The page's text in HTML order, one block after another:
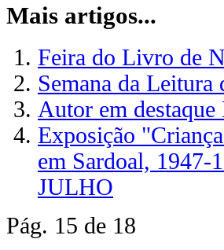
Mais artigos...
Feira do Livro de
Semana da Leitura
Autor em
Exposição
em Sardoal,
JULHO
Pág. 15 de 18